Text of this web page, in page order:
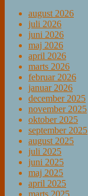
august 2026
juli 2026
juni 2026
maj 2026
april 2026
marts 2026
februar 2026
januar 2026
december 2025
november 2025
oktober 2025
september 2025
august 2025
juli 2025
juni 2025
maj 2025
april 2025
marts 2025